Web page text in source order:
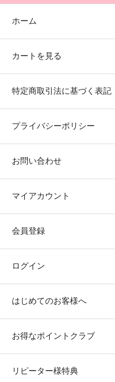
ホーム
カートを見る
特定商取引法に基づく表記
プライバシーポリシー
お問い合わせ
マイアカウント
会員登録
ログイン
はじめてのお客様へ
お得なポイントクラブ
リピーター様特典